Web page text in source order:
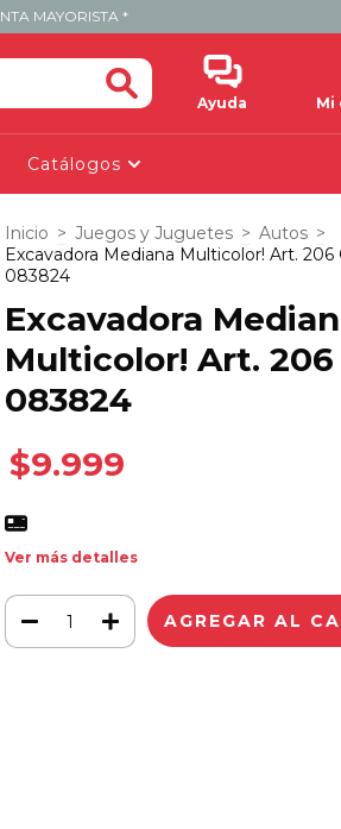
MAYORISTA *
Ayuda Mi
Catálogos
Inicio > Juegos y Juguetes > Autos >
Excavadora Mediana Multicolor! Art. 206
083824
Excavadora
Multicolor! Art. 206
083824
$9.999
Ver más detalles